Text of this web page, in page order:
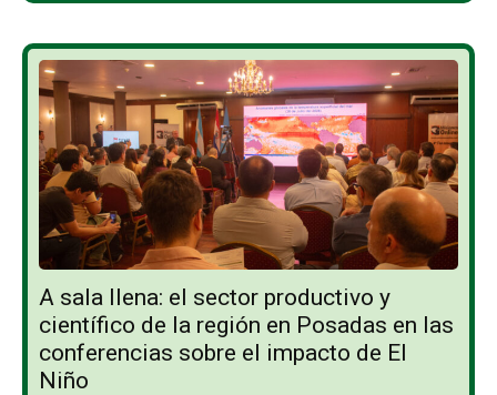
A sala llena: el sector productivo y
científico de la región en Posadas en las
conferencias sobre el impacto de El
Niño